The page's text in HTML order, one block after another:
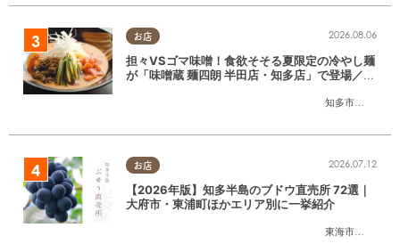
お店
知多市
,半田市
2026.08.06
担々VSゴマ味噌！食欲そそる夏限定の冷やし麺
が「味噌蔵 麺四朗 半田店・知多店」で登場／ち
お店
東海市
,大府市
2026.07.12
【2026年版】知多半島のブドウ直売所 72選｜
大府市・東浦町ほかエリア別に一挙紹介